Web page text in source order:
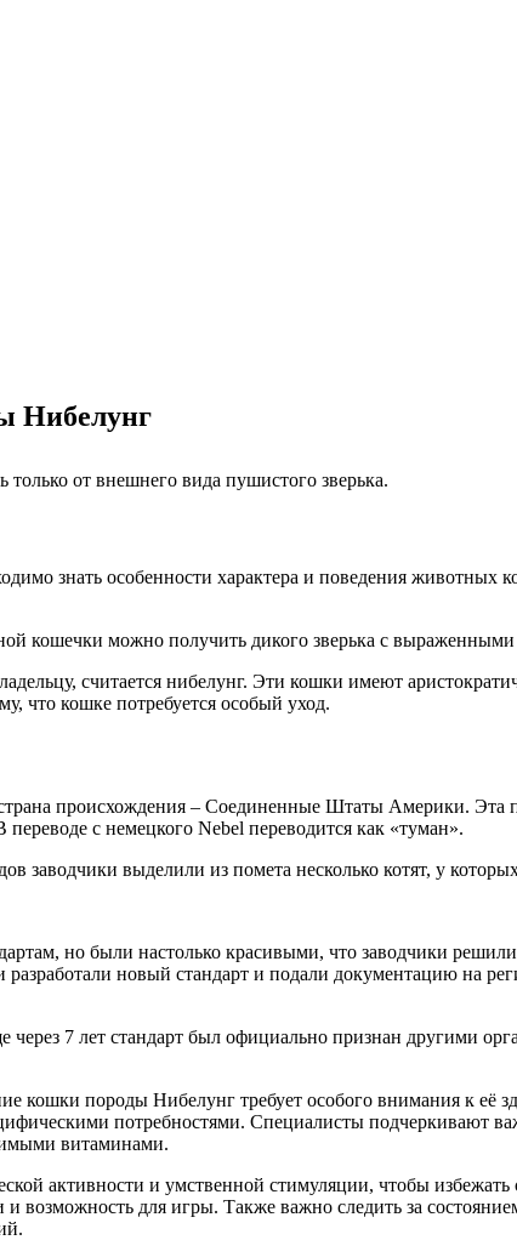
Нибелунг
от внешнего вида пушистого зверька.
знать особенности характера и поведения животных
кошечки можно получить дикого зверька с
считается нибелунг. Эти кошки имеют
что кошке потребуется особый уход.
происхождения – Соединенные Штаты Америки. Эта
с немецкого Nebel переводится как «туман».
заводчики выделили из помета несколько котят, у
но были настолько красивыми, что заводчики
новый стандарт и подали документацию на
7 лет стандарт был официально признан другими
кошки породы Нибелунг требует особого внимания к её
потребностями. Специалисты подчеркивают
витаминами.
активности и умственной стимуляции, чтобы
возможность для игры. Также важно следить за